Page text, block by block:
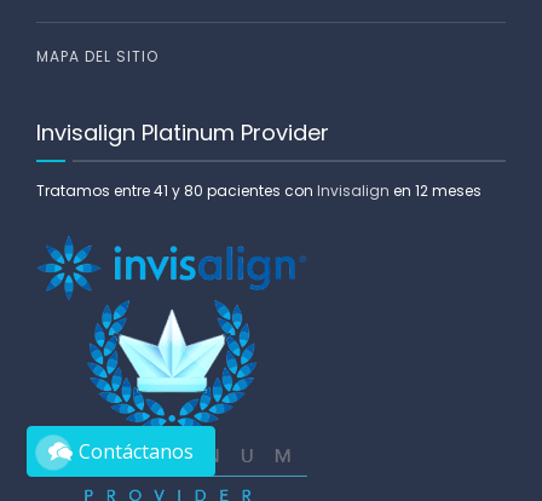
MAPA DEL SITIO
Invisalign Platinum Provider
Tratamos entre 41 y 80 pacientes con Invisalign en 12 meses
Contáctanos